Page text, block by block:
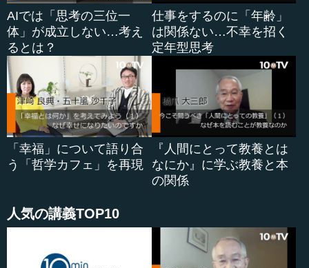
AIでは「思考の三位一
体」が成立しない…考え
るとは？
仕事をするのに「年齢」
は関係ない…不幸を招く
定年型思考
「幸福」について語り合
う「哲学カフェ」を再現
『人間にとって教養とは
なにか』に学ぶ教養と本
の関係
人気の講義TOP10